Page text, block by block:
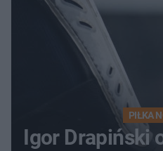
PIŁKA
Igor Drapiński